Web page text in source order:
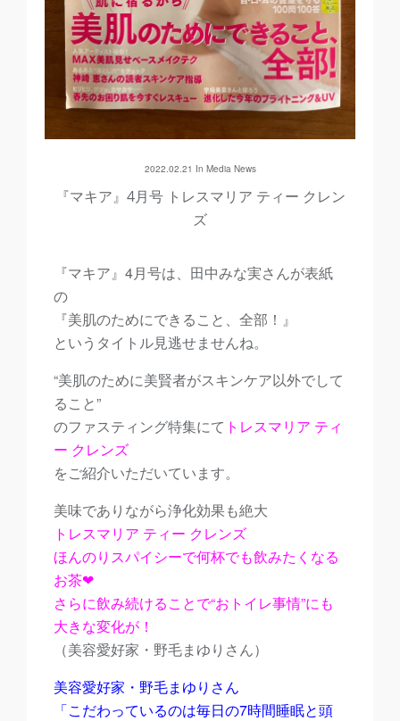
2022.02.21 In Media News
『マキア』4月号 トレスマリア ティー クレン
ズ
『マキア』4月号は、田中みな実さんが表紙
の
『美肌のためにできること、全部！』
というタイトル見逃せませんね。
“美肌のために美賢者がスキンケア以外でして
ること”
のファスティング特集にて トレスマリア ティ
ー クレンズ
をご紹介いただいています。
美味でありながら浄化効果も絶大
トレスマリア ティー クレンズ
ほんのりスパイシーで何杯でも飲みたくなる
お茶❤︎
さらに飲み続けることで“おトイレ事情”にも
大きな変化が！
（美容愛好家・野毛まゆりさん）
美容愛好家・野毛まゆりさん
「こだわっているのは毎日の7時間睡眠と頭